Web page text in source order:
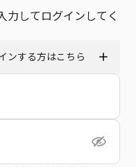
力してログインしてく
ンする方はこちら
ら